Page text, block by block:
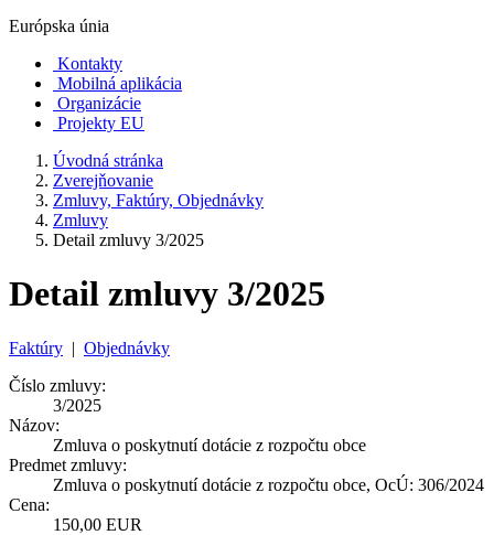
Európska únia
Kontakty
Mobilná aplikácia
Organizácie
Projekty EU
Úvodná stránka
Zverejňovanie
Zmluvy, Faktúry, Objednávky
Zmluvy
Detail zmluvy 3/2025
Detail zmluvy 3/2025
Faktúry | Objednávky
Číslo zmluvy:
3/2025
Názov:
Zmluva o poskytnutí dotácie z rozpočtu obce
Predmet zmluvy:
Zmluva o poskytnutí dotácie z rozpočtu obce, OcÚ: 306/2024
Cena:
150,00 EUR